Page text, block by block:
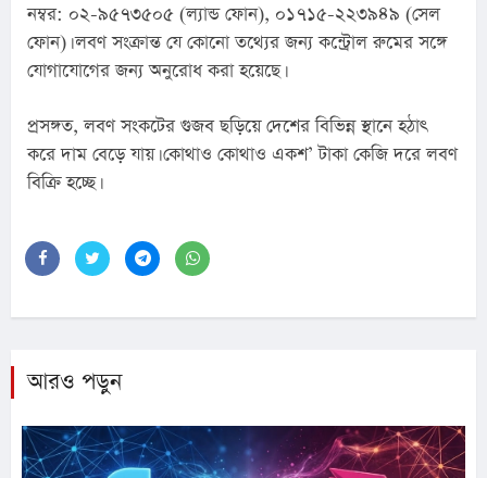
নম্বর: ০২-৯৫৭৩৫০৫ (ল্যান্ড ফোন), ০১৭১৫-২২৩৯৪৯ (সেল
ফোন)। লবণ সংক্রান্ত যে কোনো তথ্যের জন্য কন্ট্রোল রুমের সঙ্গে
যোগাযোগের জন্য অনুরোধ করা হয়েছে।
প্রসঙ্গত, লবণ সংকটের গুজব ছড়িয়ে দেশের বিভিন্ন স্থানে হঠাৎ
করে দাম বেড়ে যায়। কোথাও কোথাও একশ’ টাকা কেজি দরে লবণ
বিক্রি হচ্ছে।
আরও পড়ুন